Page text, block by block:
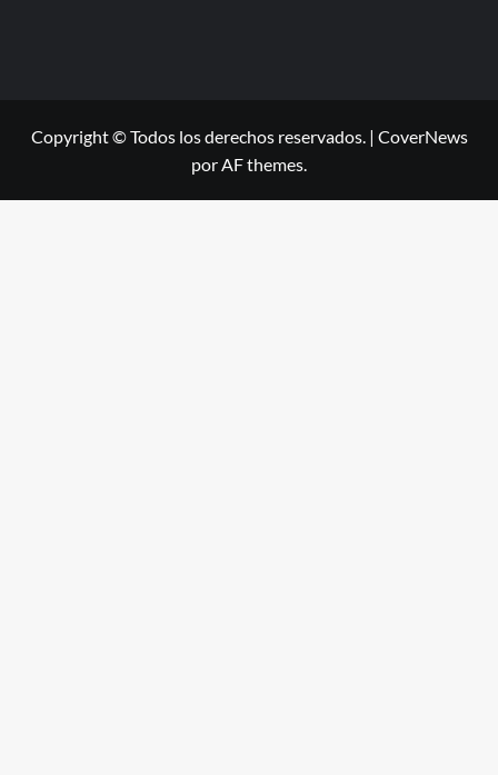
Copyright © Todos los derechos reservados. | CoverNews
por AF themes.